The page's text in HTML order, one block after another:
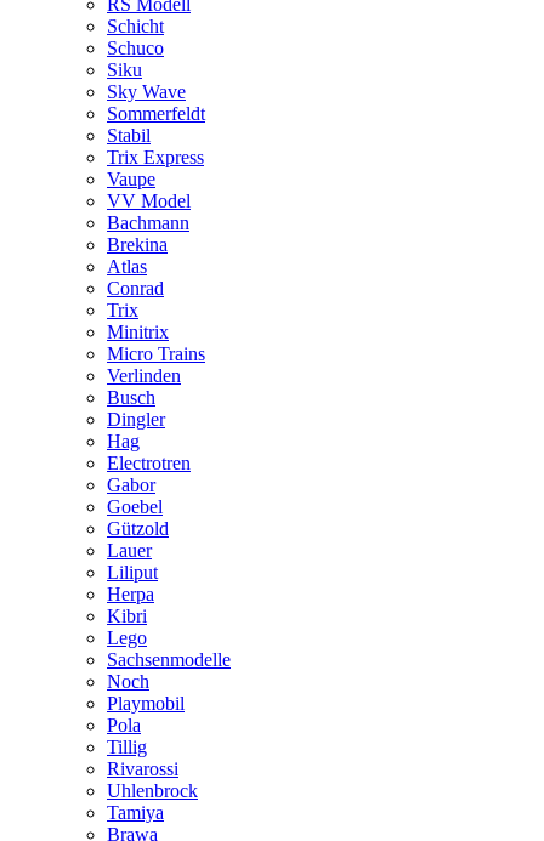
RS Modell
Schicht
Schuco
Siku
Sky Wave
Sommerfeldt
Stabil
Trix Express
Vaupe
VV Model
Bachmann
Brekina
Atlas
Conrad
Trix
Minitrix
Micro Trains
Verlinden
Busch
Dingler
Hag
Electrotren
Gabor
Goebel
Gützold
Lauer
Liliput
Herpa
Kibri
Lego
Sachsenmodelle
Noch
Playmobil
Pola
Tillig
Rivarossi
Uhlenbrock
Tamiya
Brawa